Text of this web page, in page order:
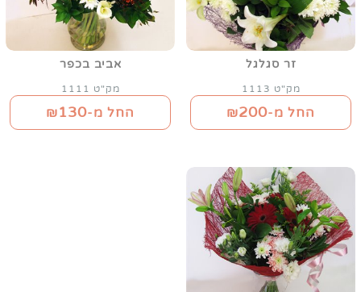
זר סגלגל
מק"ט 1113
החל מ-₪200
אביב בכפר
מק"ט 1111
החל מ-₪130